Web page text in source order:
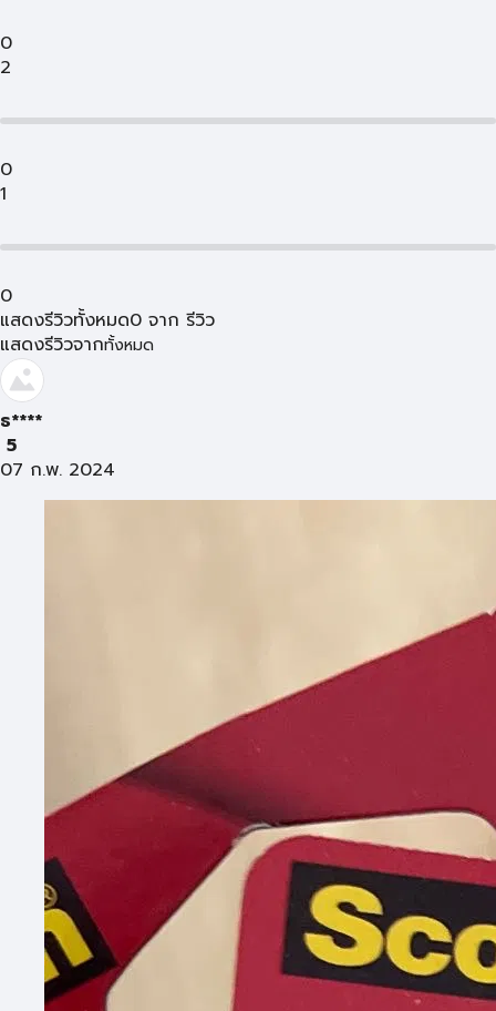
0
2
0
1
0
แสดงรีวิวทั้งหมด0 จาก รีวิว
แสดงรีวิวจากทั้งหมด
ธ****
5
07 ก.พ. 2024